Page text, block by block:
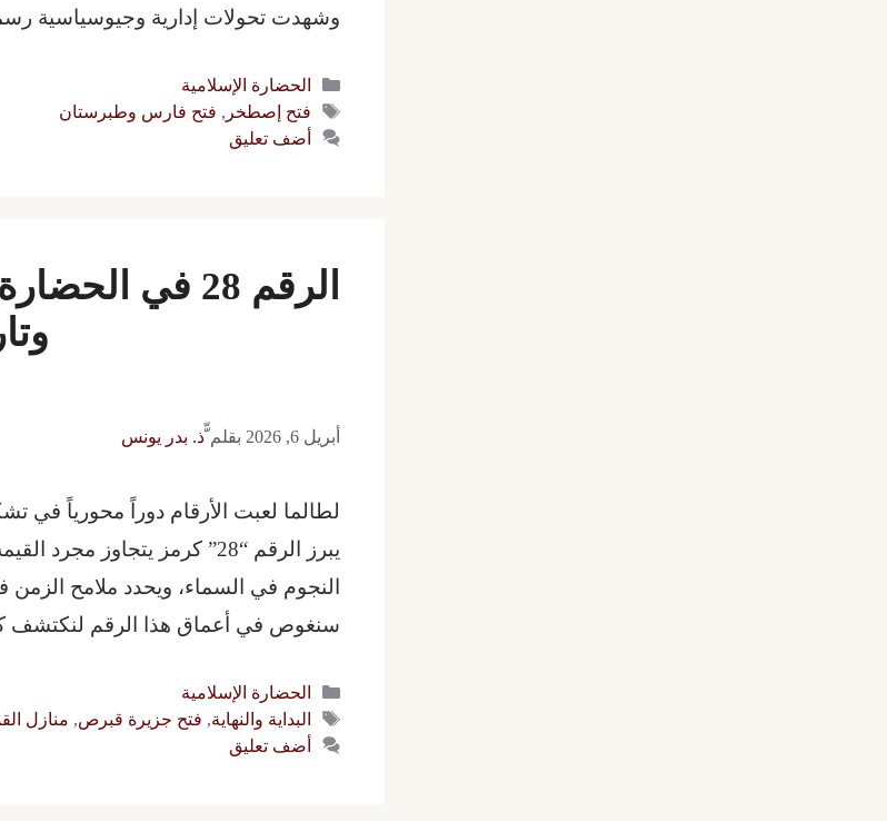
وشهدت تحولات إدارية وجيوسياسية
التصنيفات
الحضارة الإسلامية
الوسوم
فتح إصطخر , فتح فارس وطبرستان
أضف تعليق
الرقم 28 في
أبريل 6, 2026 بقلمّّذ. بدر يونس
لطالما لعبت الأرقام دوراً محورياً في
يبرز الرقم “28” كرمز يتجاوز
النجوم في السماء، ويحدد ملامح
سنغوص في أعماق هذا الرقم لنكتشف
التصنيفات
الحضارة الإسلامية
الوسوم
البداية والنهاية, فتح جزيرة قبرص, منازل
أضف تعليق